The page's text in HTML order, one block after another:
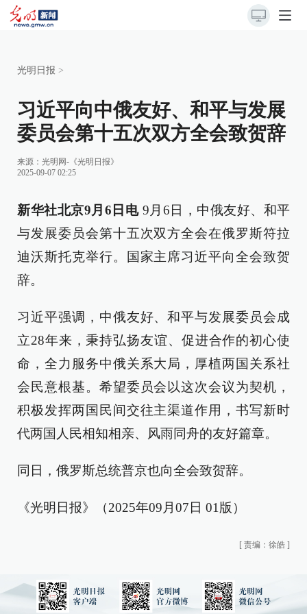
光明日报 >
习近平向中俄友好、和平与发展
委员会第十五次双方全会致贺辞
来源： 光明网-《光明日报》
2025-09-07 02:25
新华社北京9月6日电9月6日，中俄友好、和平
与发展委员会第十五次双方全会在俄罗斯符拉
迪沃斯托克举行。国家主席习近平向全会致贺
辞。
习近平强调，中俄友好、和平与发展委员会成
立28年来，秉持弘扬友谊、促进合作的初心使
命，全力服务中俄关系大局，厚植两国关系社
会民意根基。希望委员会以这次会议为契机，
积极发挥两国民间交往主渠道作用，书写新时
代两国人民相知相亲、风雨同舟的友好篇章。
同日，俄罗斯总统普京也向全会致贺辞。
《光明日报》（2025年09月07日 01版）
[ 责编：徐皓 ]